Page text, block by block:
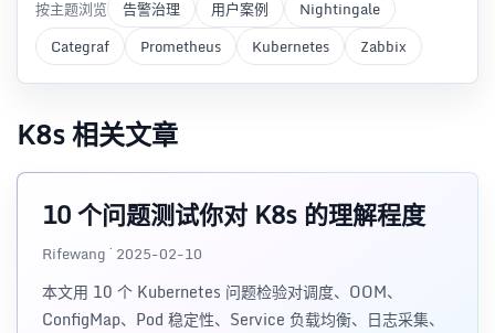
按主题浏览 告警治理 用户案例
Nightingale
Categraf
Prometheus Kubernetes Zabbix
K8s 相关文章
10 个问题测试你对 K8s 的理解程度
Rifewang · 2025-02-10
本文用 10 个 Kubernetes 问题检验对调度、OOM、
ConfigMap、Pod 稳定性、Service 负载均衡、日志采集、